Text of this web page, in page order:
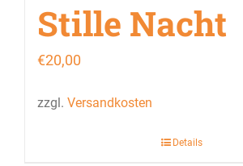
Stille Nacht
€20,00
zzgl. Versandkosten
Details